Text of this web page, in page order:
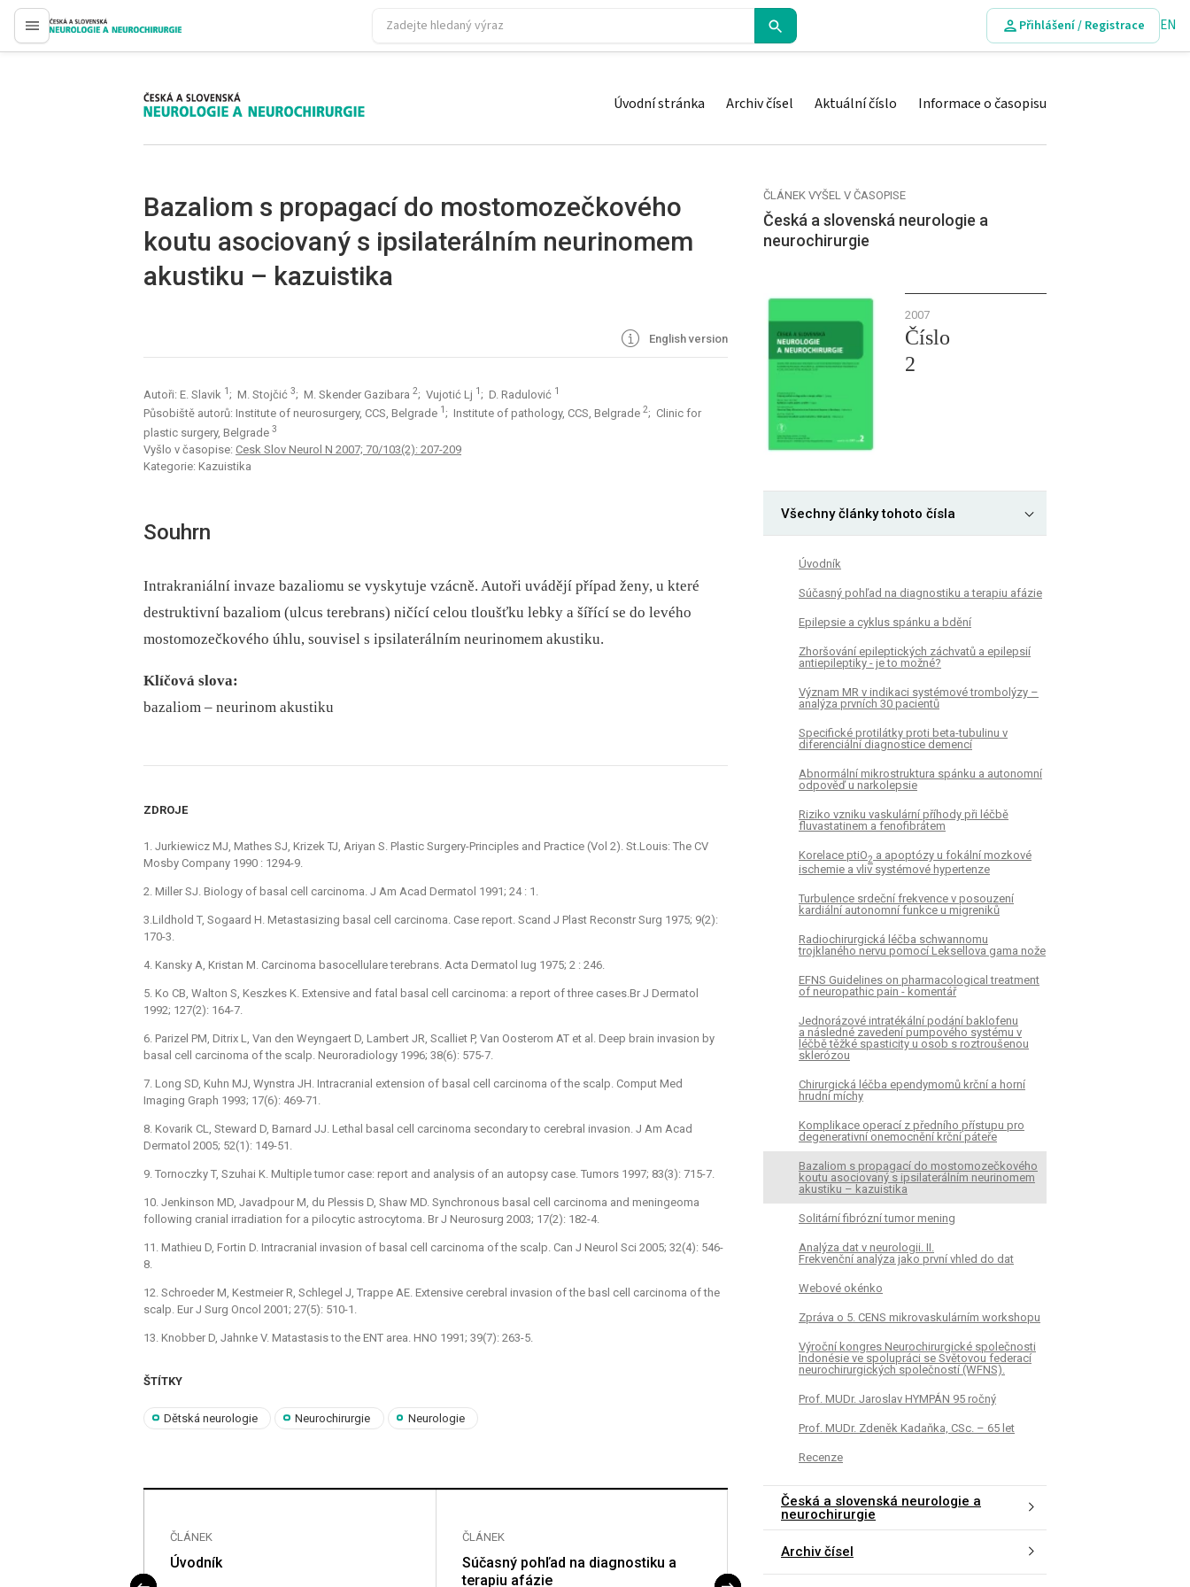
proLékaře.cz
Přihlášení / Registrace EN
proLékaře.cz Úvodní stránka Archiv čísel Aktuální číslo Informace o časopisu
Bazaliom s propagací do mostomozečkového
koutu asociovaný s ipsilaterálním neurinomem
akustiku – kazuistika
English version
Autoři: E. Slavik 1 ; M. Stojčić 3; M. Skender Gazibara 2; Vujotić Lj 1 ; D. Radulović 1
Působiště autorů: Institute of neurosurgery, CCS, Belgrade 1 ; Institute of pathology, CCS, Belgrade 2; Clinic for
plastic surgery, Belgrade 3
Vyšlo v časopise: Cesk Slov Neurol N 2007; 70/103(2): 207-209
Kategorie: Kazuistika
Souhrn
Intrakraniální invaze bazaliomu se vyskytuje vzácně. Autoři uvádějí případ ženy, u které
destruktivní bazaliom (ulcus terebrans) ničící celou tloušťku lebky a šířící se do levého
mostomozečkového úhlu, souvisel s ipsilaterálním neurinomem akustiku.
Klíčová slova:
bazaliom –⁠ neurinom akustiku
ZDROJE
1. Jurkiewicz MJ, Mathes SJ, Krizek TJ, Ariyan S. Plastic Surgery-Principles and Practice (Vol 2). St.Louis: The CV
Mosby Company 1990 : 1294-9.
2. Miller SJ. Biology of basal cell carcinoma. J Am Acad Dermatol 1991; 24 : 1.
3.Lildhold T, Sogaard H. Metastasizing basal cell carcinoma. Case report. Scand J Plast Reconstr Surg 1975; 9(2):
170-3.
4. Kansky A, Kristan M. Carcinoma basocellulare terebrans. Acta Dermatol Iug 1975; 2 : 246.
5. Ko CB, Walton S, Keszkes K. Extensive and fatal basal cell carcinoma: a report of three cases.Br J Dermatol
1992; 127(2): 164-7.
6. Parizel PM, Ditrix L, Van den Weyngaert D, Lambert JR, Scalliet P, Van Oosterom AT et al. Deep brain invasion by
basal cell carcinoma of the scalp. Neuroradiology 1996; 38(6): 575-7.
7. Long SD, Kuhn MJ, Wynstra JH. Intracranial extension of basal cell carcinoma of the scalp. Comput Med
Imaging Graph 1993; 17(6): 469-71.
8. Kovarik CL, Steward D, Barnard JJ. Lethal basal cell carcinoma secondary to cerebral invasion. J Am Acad
Dermatol 2005; 52(1): 149-51.
9. Tornoczky T, Szuhai K. Multiple tumor case: report and analysis of an autopsy case. Tumors 1997; 83(3): 715-7.
10. Jenkinson MD, Javadpour M, du Plessis D, Shaw MD. Synchronous basal cell carcinoma and meningeoma
following cranial irradiation for a pilocytic astrocytoma. Br J Neurosurg 2003; 17(2): 182-4.
11. Mathieu D, Fortin D. Intracranial invasion of basal cell carcinoma of the scalp. Can J Neurol Sci 2005; 32(4): 546-
8.
12. Schroeder M, Kestmeier R, Schlegel J, Trappe AE. Extensive cerebral invasion of the basl cell carcinoma of the
scalp. Eur J Surg Oncol 2001; 27(5): 510-1.
13. Knobber D, Jahnke V. Matastasis to the ENT area. HNO 1991; 39(7): 263-5.
ŠTÍTKY
Dětská neurologie Neurochirurgie Neurologie
ČLÁNEK
Úvodník
ČLÁNEK
Súčasný pohľad na diagnostiku a
terapiu afázie
Abnormální mikrostruktura spánku a
autonomní odpověď u narkolepsie
ČLÁNEK VYŠEL V ČASOPISE
Česká a slovenská neurologie a
neurochirurgie
2007
Číslo
2
Všechny články tohoto čísla
Úvodník
Súčasný pohľad na diagnostiku a terapiu afázie
Epilepsie a cyklus spánku a bdění
Zhoršování epileptických záchvatů a epilepsií
antiepileptiky - je to možné?
Význam MR v indikaci systémové trombolýzy –
analýza prvních 30 pacientů
Specifické protilátky proti beta-tubulinu v
diferenciální diagnostice demencí
Abnormální mikrostruktura spánku a autonomní
odpověď u narkolepsie
Riziko vzniku vaskulární příhody při léčbě
fluvastatinem a fenofibrátem
Korelace ptiO2 a apoptózy u fokální mozkové
ischemie a vliv systémové hypertenze
Turbulence srdeční frekvence v posouzení
kardiální autonomní funkce u migreniků
Radiochirurgická léčba schwannomu
trojklaného nervu pomocí Leksellova gama nože
EFNS Guidelines on pharmacological treatment
of neuropathic pain - komentář
Jednorázové intratékální podání baklofenu
a následné zavedení pumpového systému v
léčbě těžké spasticity u osob s roztroušenou
sklerózou
Chirurgická léčba ependymomů krční a horní
hrudní míchy
Komplikace operací z předního přístupu pro
degenerativní onemocnění krční páteře
Bazaliom s propagací do mostomozečkového
koutu asociovaný s ipsilaterálním neurinomem
akustiku – kazuistika
Solitární fibrózní tumor mening
Analýza dat v neurologii. II.
Frekvenční analýza jako první vhled do dat
Webové okénko
Zpráva o 5. CENS mikrovaskulárním workshopu
Výroční kongres Neurochirurgické společnosti
Indonésie ve spolupráci se Světovou federací
neurochirurgických společností (WFNS).
Prof. MUDr. Jaroslav HYMPÁN 95 ročný
Prof. MUDr. Zdeněk Kadaňka, CSc. – 65 let
Recenze
Česká a slovenská neurologie a
neurochirurgie
Archiv čísel